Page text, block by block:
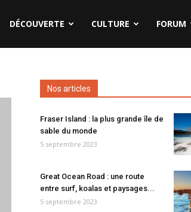
DÉCOUVERTE CULTURE FORUM
Nos articles
Fraser Island : la plus grande île de
sable du monde
5 septembre 2023
Great Ocean Road : une route
entre surf, koalas et paysages...
5 septembre 2023